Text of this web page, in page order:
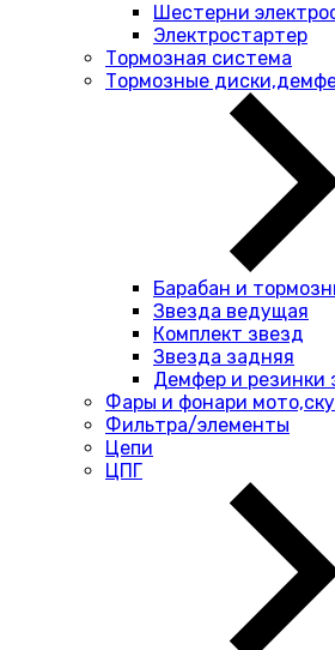
Шестерни
Электростартер
Тормозная система
Тормозные
Барабан и
Звезда ведущая
Комплект звезд
Звезда задняя
Демфер и резинки
Фары и фонари
Фильтра/элементы
Цепи
ЦПГ